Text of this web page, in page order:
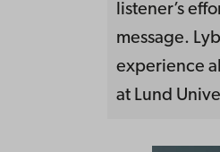
listener’s
message.
experience
at Lund